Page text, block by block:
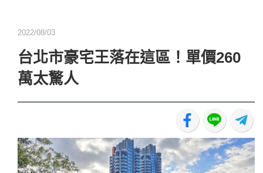
2022/08/03
台北市豪宅王落在這區！單價260
萬太驚人